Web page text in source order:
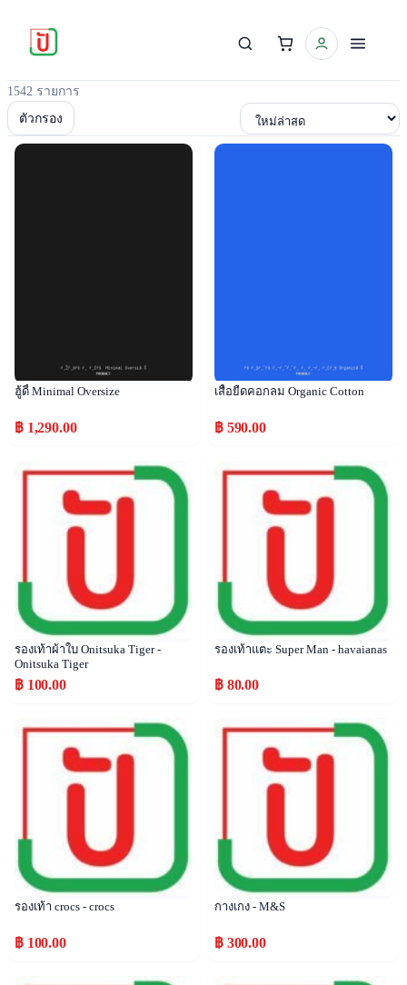
1542 รายการ
ตัวกรอง เรียงตาม
ฮู้ดี้ Minimal Oversize
฿ 1,290.00
เสื้อยืดคอกลม Organic Cotton
฿ 590.00
Popular
รองเท้าผ้าใบ Onitsuka Tiger -
Onitsuka Tiger
฿ 100.00
Popular
รองเท้าแตะ Super Man - havaianas
฿ 80.00
Popular
รองเท้า crocs - crocs
฿ 100.00
Popular
กางเกง - M&S
฿ 300.00